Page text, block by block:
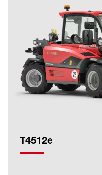
T4512e